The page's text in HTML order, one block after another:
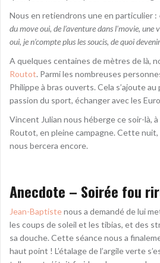
Nous en retiendrons une en particulier :
du move oui, de l’aventure dans l’movie,
oui, je n’compte plus les soucis, de quoi
A quelques centaines de mètres de là,
Routot. Parmi les nombreuses
Philippe à bras ouverts. Cela s’ajoute
passion du sport, échanger avec les
Vincent Julian nous héberge ce soir-là,
Routot, en pleine campagne. Cette nuit,
nous bercera encore.
Anecdote – Soirée fou
Jean-Baptistenous a demandé de lui
les coups de soleil et les tibias, et des
sa douche. Cette séance nous a
haut point ! L’étalage de l’argile verte